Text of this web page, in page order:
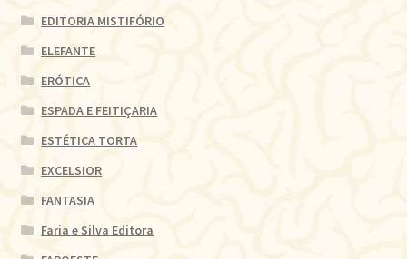
EDITORIA MISTIFÓRIO
ELEFANTE
ERÓTICA
ESPADA E FEITIÇARIA
ESTÉTICA TORTA
EXCELSIOR
FANTASIA
Faria e Silva Editora